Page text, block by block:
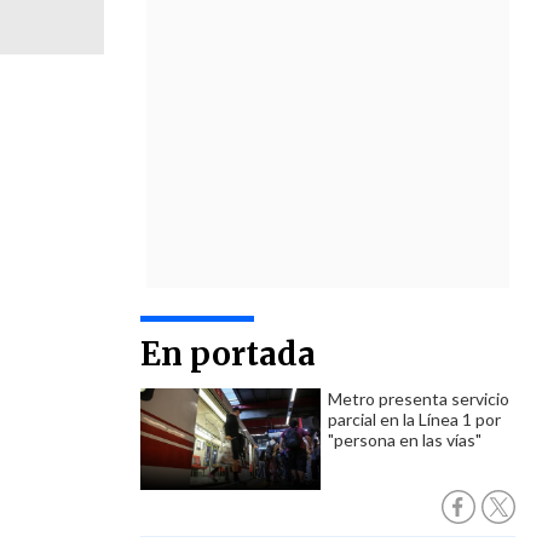
En portada
Metro presenta servicio
parcial en la Línea 1 por
"persona en las vías"